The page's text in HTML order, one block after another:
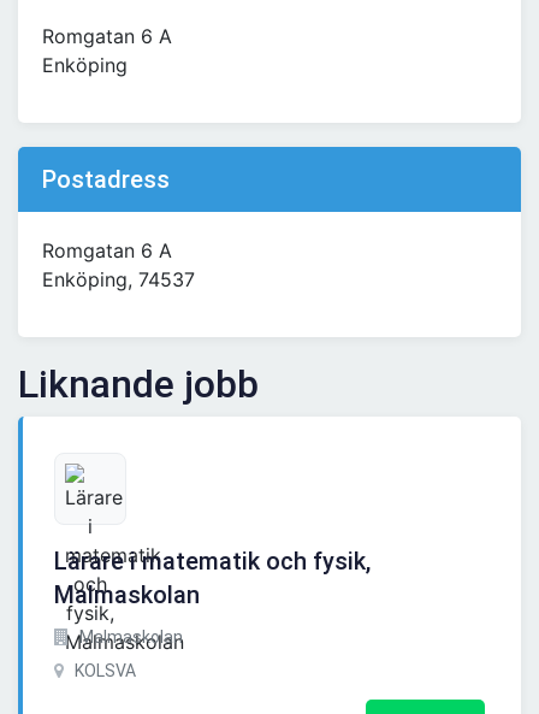
Romgatan 6 A
Enköping
Postadress
Romgatan 6 A
Enköping, 74537
Liknande jobb
Lärare i matematik och fysik,
Malmaskolan
Malmaskolan
KOLSVA